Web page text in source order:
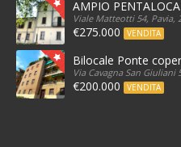
AMPIO
Viale Matteotti 54, Pavia,
€275.000 VENDITA
Bilocale Ponte
Via Cavagna San Giuliani
€200.000 VENDITA